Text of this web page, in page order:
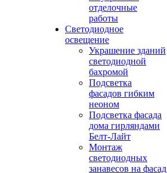
отделочные
работы
Светодиодное
освещение
Украшение зданий
светодиодной
бахромой
Подсветка
фасадов гибким
неоном
Подсветка фасада
дома гирляндами
Белт-Лайт
Монтаж
светодиодных
занавесов на фасад